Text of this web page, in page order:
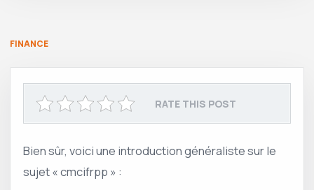
FINANCE
RATE THIS POST
Bien sûr, voici une introduction généraliste sur le
sujet « cmcifrpp » :